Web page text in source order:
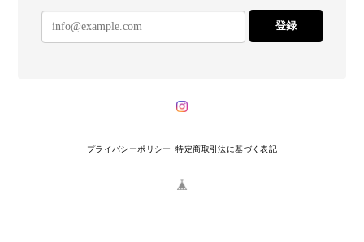
登録
プライバシーポリシー 特定商取引法に基づく表記